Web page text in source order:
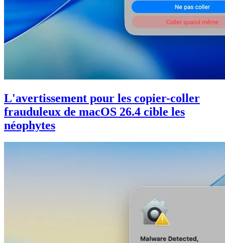
L'avertissement pour les copier-coller
frauduleux de macOS 26.4 cible les
néophytes